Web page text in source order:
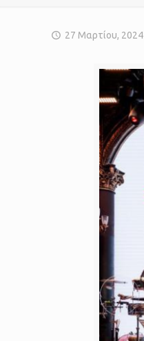
27 Μαρτίου, 2024